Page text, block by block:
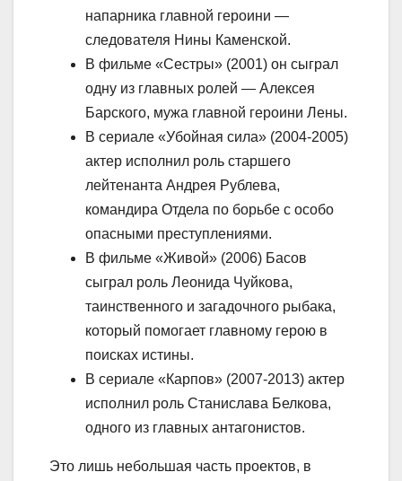
напарника главной героини —
следователя Нины Каменской.
В фильме «Сестры» (2001) он сыграл
одну из главных ролей — Алексея
Барского, мужа главной героини Лены.
В сериале «Убойная сила» (2004-2005)
актер исполнил роль старшего
лейтенанта Андрея Рублева,
командира Отдела по борьбе с особо
опасными преступлениями.
В фильме «Живой» (2006) Басов
сыграл роль Леонида Чуйкова,
таинственного и загадочного рыбака,
который помогает главному герою в
поисках истины.
В сериале «Карпов» (2007-2013) актер
исполнил роль Станислава Белкова,
одного из главных антагонистов.
Это лишь небольшая часть проектов, в